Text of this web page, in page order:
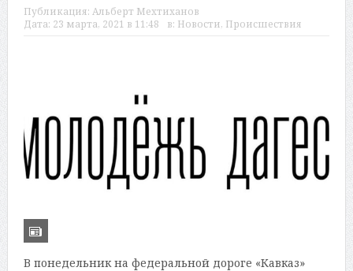
Публикация: Альберт Мехтиханов
Дата: 23 марта, 2021 в 11:48 в: Новости, Происшествия
В понедельник на федеральной дороге «Кавказ»